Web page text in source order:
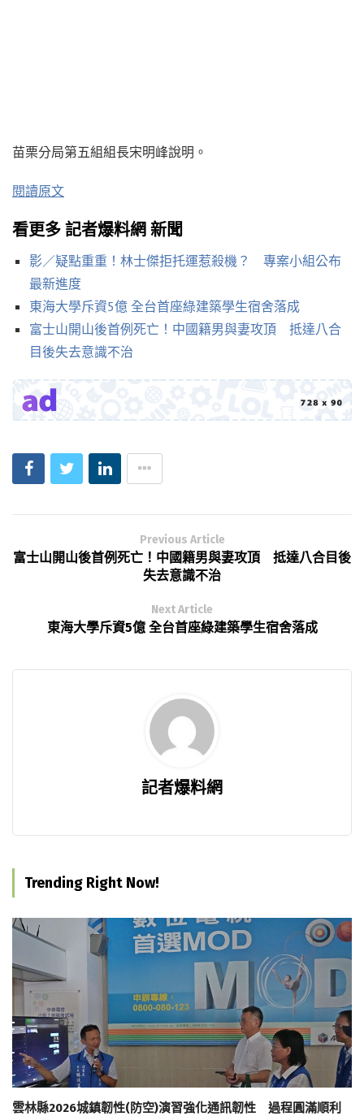
苗栗分局第五組組長宋明峰說明。
閱讀原文
看更多 記者爆料網 新聞
影／疑點重重！林士傑拒托運惹殺機？ 專案小組公布
最新進度
東海大學斥資5億 全台首座綠建築學生宿舍落成
富士山開山後首例死亡！中國籍男與妻攻頂 抵達八合
目後失去意識不治
Previous Article
富士山開山後首例死亡！中國籍男與妻攻頂 抵達八合目後
失去意識不治
Next Article
東海大學斥資5億 全台首座綠建築學生宿舍落成
記者爆料網
Trending Right Now!
雲林縣2026城鎮韌性(防空)演習強化通訊韌性 過程圓滿順利